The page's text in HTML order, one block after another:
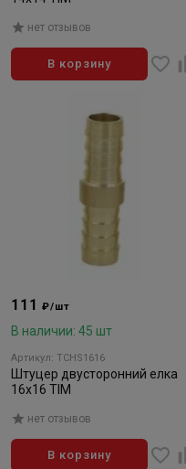
нет отзывов
В корзину
111₽/шт
В наличии: 45 шт
Артикул: TCHS1616
Штуцер двусторонний елка
16x16 TIM
нет отзывов
В корзину